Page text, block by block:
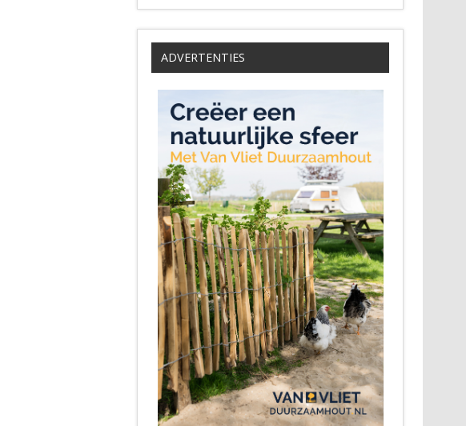
ADVERTENTIES